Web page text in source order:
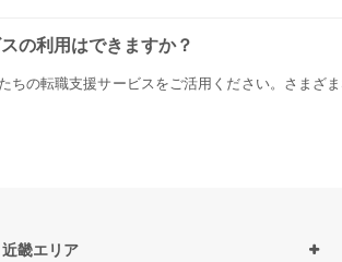
の利用はできますか？
ちの転職支援サービスをご活用ください。さまざ
近畿エリア